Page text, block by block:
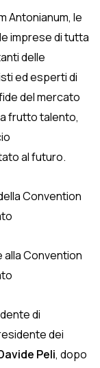
Antonianum, le
imprese di tutta
delle
ed esperti di
del mercato
frutto talento,
al futuro.
Convention
Convention
di
dei
Peli, dopo